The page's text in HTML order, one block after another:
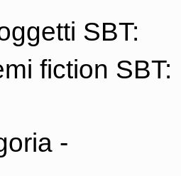
SBT:
fiction SBT:
-